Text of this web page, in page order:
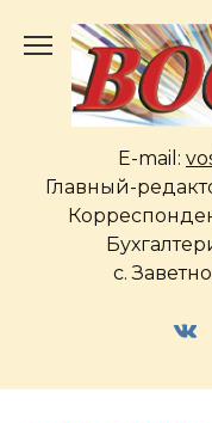
содержанию
E-mail:
Главный-
с.